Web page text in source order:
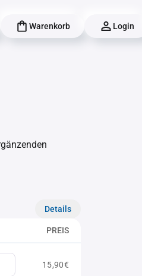
Warenkorb Login
Details
PREIS
15,90€